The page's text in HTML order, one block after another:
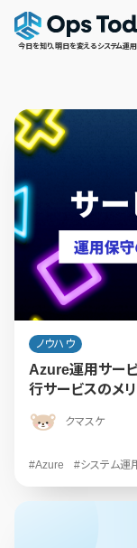
今日を知り、明日を変えるシステム運
ノウハウ
Azure運用サー
行サービスのメ
クマスケ
#Azure #システム運